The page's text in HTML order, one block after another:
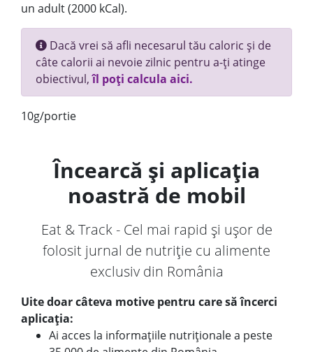
un adult (2000 kCal).
Dacă vrei să afli necesarul tău caloric și de
câte calorii ai nevoie zilnic pentru a-ți atinge
obiectivul,îl poți calcula aici.
10g/portie
Încearcă și aplicația
noastră de mobil
Eat & Track - Cel mai rapid și ușor de
folosit jurnal de nutriție cu alimente
exclusiv din România
Uite doar câteva motive pentru care să încerci
aplicația:
Ai acces la informațiile nutriționale a peste